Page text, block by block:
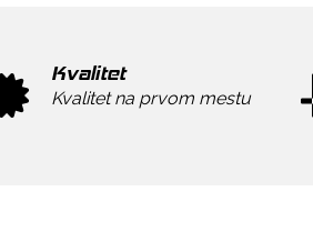
Kvalitet
Kvalitet na prvom mestu